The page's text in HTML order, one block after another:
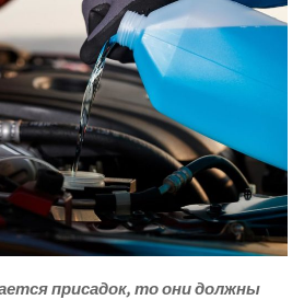
присадок, то они должны